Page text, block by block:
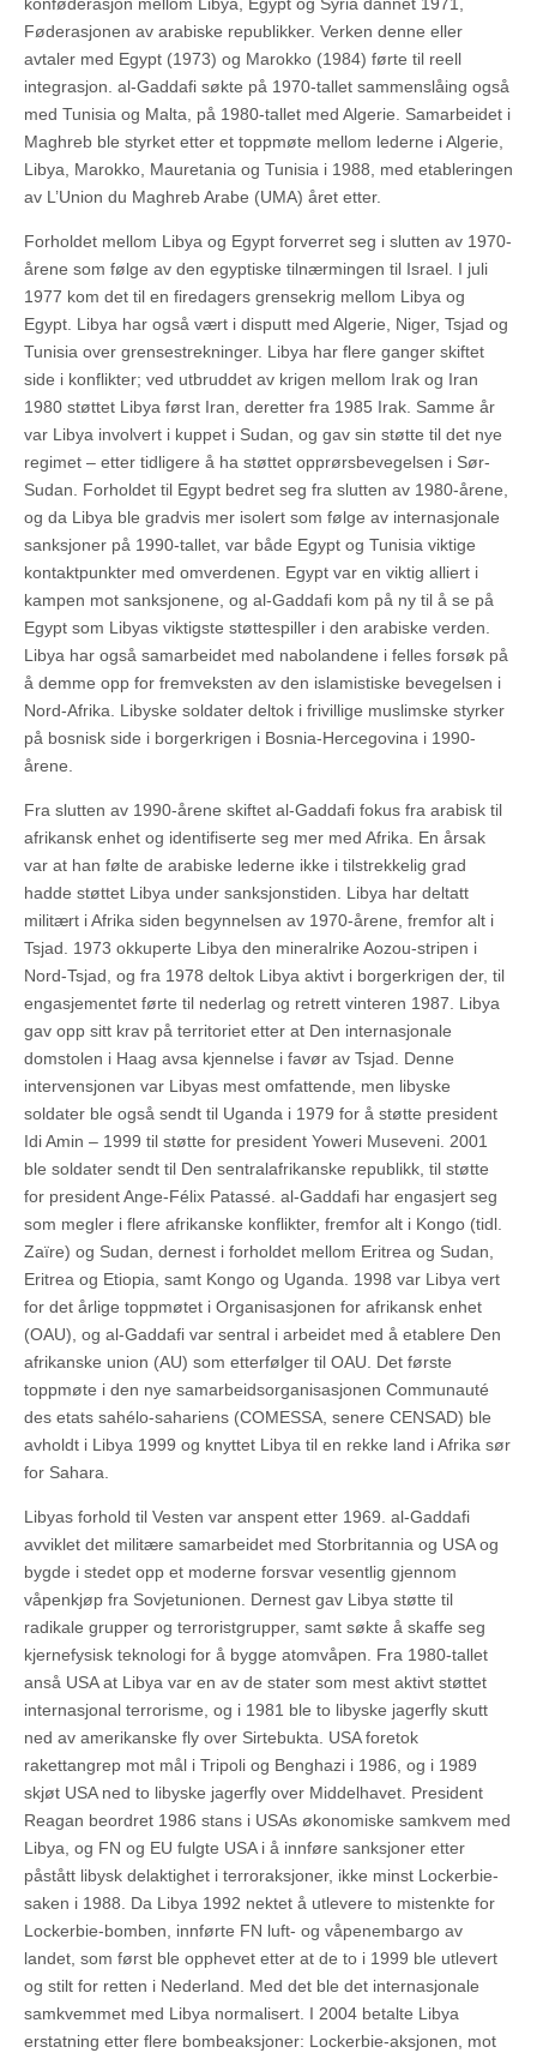
konføderasjon mellom Libya, Egypt og Syria dannet 1971,
Føderasjonen av arabiske republikker. Verken denne eller
avtaler med Egypt (1973) og Marokko (1984) førte til reell
integrasjon. al-Gaddafi søkte på 1970-tallet sammenslåing også
med Tunisia og Malta, på 1980-tallet med Algerie. Samarbeidet i
Maghreb ble styrket etter et toppmøte mellom lederne i Algerie,
Libya, Marokko, Mauretania og Tunisia i 1988, med etableringen
av L’Union du Maghreb Arabe (UMA) året etter.
Forholdet mellom Libya og Egypt forverret seg i slutten av 1970-
årene som følge av den egyptiske tilnærmingen til Israel. I juli
1977 kom det til en firedagers grensekrig mellom Libya og
Egypt. Libya har også vært i disputt med Algerie, Niger, Tsjad og
Tunisia over grensestrekninger. Libya har flere ganger skiftet
side i konflikter; ved utbruddet av krigen mellom Irak og Iran
1980 støttet Libya først Iran, deretter fra 1985 Irak. Samme år
var Libya involvert i kuppet i Sudan, og gav sin støtte til det nye
regimet – etter tidligere å ha støttet opprørsbevegelsen i Sør-
Sudan. Forholdet til Egypt bedret seg fra slutten av 1980-årene,
og da Libya ble gradvis mer isolert som følge av internasjonale
sanksjoner på 1990-tallet, var både Egypt og Tunisia viktige
kontaktpunkter med omverdenen. Egypt var en viktig alliert i
kampen mot sanksjonene, og al-Gaddafi kom på ny til å se på
Egypt som Libyas viktigste støttespiller i den arabiske verden.
Libya har også samarbeidet med nabolandene i felles forsøk på
å demme opp for fremveksten av den islamistiske bevegelsen i
Nord-Afrika. Libyske soldater deltok i frivillige muslimske styrker
på bosnisk side i borgerkrigen i Bosnia-Hercegovina i 1990-
årene.
Fra slutten av 1990-årene skiftet al-Gaddafi fokus fra arabisk til
afrikansk enhet og identifiserte seg mer med Afrika. En årsak
var at han følte de arabiske lederne ikke i tilstrekkelig grad
hadde støttet Libya under sanksjonstiden. Libya har deltatt
militært i Afrika siden begynnelsen av 1970-årene, fremfor alt i
Tsjad. 1973 okkuperte Libya den mineralrike Aozou-stripen i
Nord-Tsjad, og fra 1978 deltok Libya aktivt i borgerkrigen der, til
engasjementet førte til nederlag og retrett vinteren 1987. Libya
gav opp sitt krav på territoriet etter at Den internasjonale
domstolen i Haag avsa kjennelse i favør av Tsjad. Denne
intervensjonen var Libyas mest omfattende, men libyske
soldater ble også sendt til Uganda i 1979 for å støtte president
Idi Amin – 1999 til støtte for president Yoweri Museveni. 2001
ble soldater sendt til Den sentralafrikanske republikk, til støtte
for president Ange-Félix Patassé. al-Gaddafi har engasjert seg
som megler i flere afrikanske konflikter, fremfor alt i Kongo (tidl.
Zaïre) og Sudan, dernest i forholdet mellom Eritrea og Sudan,
Eritrea og Etiopia, samt Kongo og Uganda. 1998 var Libya vert
for det årlige toppmøtet i Organisasjonen for afrikansk enhet
(OAU), og al-Gaddafi var sentral i arbeidet med å etablere Den
afrikanske union (AU) som etterfølger til OAU. Det første
toppmøte i den nye samarbeidsorganisasjonen Communauté
des etats sahélo-sahariens (COMESSA, senere CENSAD) ble
avholdt i Libya 1999 og knyttet Libya til en rekke land i Afrika sør
for Sahara.
Libyas forhold til Vesten var anspent etter 1969. al-Gaddafi
avviklet det militære samarbeidet med Storbritannia og USA og
bygde i stedet opp et moderne forsvar vesentlig gjennom
våpenkjøp fra Sovjetunionen. Dernest gav Libya støtte til
radikale grupper og terroristgrupper, samt søkte å skaffe seg
kjernefysisk teknologi for å bygge atomvåpen. Fra 1980-tallet
anså USA at Libya var en av de stater som mest aktivt støttet
internasjonal terrorisme, og i 1981 ble to libyske jagerfly skutt
ned av amerikanske fly over Sirtebukta. USA foretok
rakettangrep mot mål i Tripoli og Benghazi i 1986, og i 1989
skjøt USA ned to libyske jagerfly over Middelhavet. President
Reagan beordret 1986 stans i USAs økonomiske samkvem med
Libya, og FN og EU fulgte USA i å innføre sanksjoner etter
påstått libysk delaktighet i terroraksjoner, ikke minst Lockerbie-
saken i 1988. Da Libya 1992 nektet å utlevere to mistenkte for
Lockerbie-bomben, innførte FN luft- og våpenembargo av
landet, som først ble opphevet etter at de to i 1999 ble utlevert
og stilt for retten i Nederland. Med det ble det internasjonale
samkvemmet med Libya normalisert. I 2004 betalte Libya
erstatning etter flere bombeaksjoner: Lockerbie-aksjonen, mot